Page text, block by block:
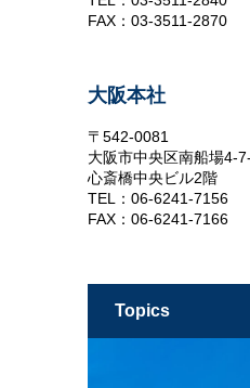
FAX：03-3511-2870
大阪本社
〒542-0081
大阪市中央区南船場4-
心斎橋中央ビル2階
TEL：06-6241-7156
FAX：06-6241-7166
topics